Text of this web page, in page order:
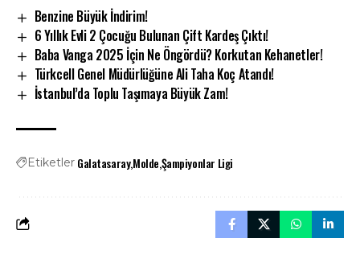
Benzine Büyük İndirim!
6 Yıllık Evli 2 Çocuğu Bulunan Çift Kardeş Çıktı!
Baba Vanga 2025 İçin Ne Öngördü? Korkutan Kehanetler!
Türkcell Genel Müdürlüğüne Ali Taha Koç Atandı!
İstanbul’da Toplu Taşımaya Büyük Zam!
Etiketler GalatasarayMoldeŞampiyonlar Ligi